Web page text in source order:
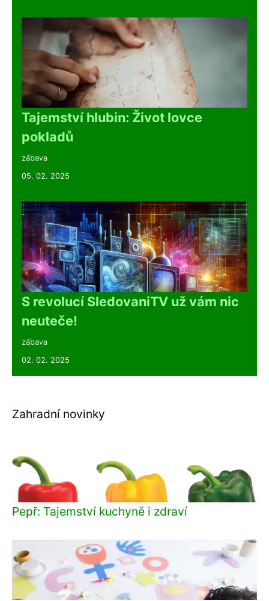
Tajemství hlubin: Život lovce
pokladů
zábava
05. 02. 2025
S revolucí SledovaniTV už vám nic
neuteče!
zábava
02. 02. 2025
Zahradní novinky
Pepř: Tajemství kuchyně i zdraví